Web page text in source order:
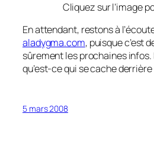
Cliquez sur l’image
En attendant, restons à
aladygma.com, puisque c’est
sûrement les prochaines infos.
qu’est-ce qui se cache
5 mars 2008